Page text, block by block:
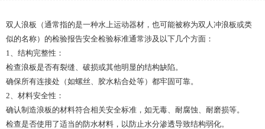
双人浪板（通常指的是一种水上运动器材，也可能被称为双人冲浪板或类
似的名称）的检验报告安全检验标准通常涉及以下几个方面：
1、结构完整性：
检查浪板是否有裂缝、破损或其他明显的结构缺陷。
确保所有连接处（如螺丝、胶水粘合处等）都牢固可靠。
2、材料安全性：
确认制造浪板的材料符合相关安全标准，如无毒、耐腐蚀、耐磨损等。
检查是否使用了适当的防水材料，以防止水分渗透导致结构弱化。